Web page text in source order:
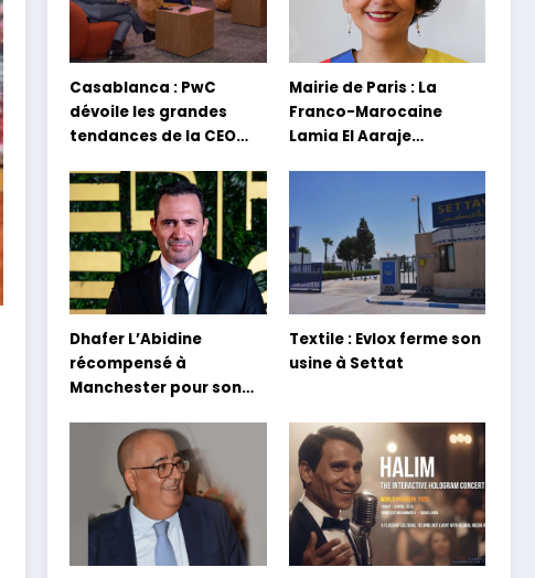
Casablanca : PwC
dévoile les grandes
tendances de la CEO
Mairie de Paris : La
Franco-Marocaine
Lamia El Aaraje
Dhafer L’Abidine
récompensé à
Manchester pour son
Textile : Evlox ferme son
usine à Settat